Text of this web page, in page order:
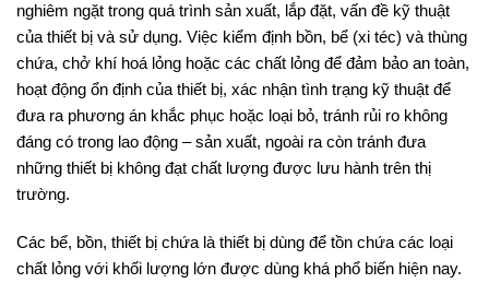
nghiêm ngặt trong quá trình sản xuất, lắp đặt, vấn đề kỹ thuật
của thiết bị và sử dụng. Việc kiểm định bồn, bể (xi téc) và thùng
chứa, chở khí hoá lỏng hoặc các chất lỏng để đảm bảo an toàn,
hoạt động ổn định của thiết bị, xác nhận tình trạng kỹ thuật để
đưa ra phương án khắc phục hoặc loại bỏ, tránh rủi ro không
đáng có trong lao động – sản xuất, ngoài ra còn tránh đưa
những thiết bị không đạt chất lượng được lưu hành trên thị
trường.
Các bể, bồn, thiết bị chứa là thiết bị dùng để tồn chứa các loại
chất lỏng với khối lượng lớn được dùng khá phổ biến hiện nay.